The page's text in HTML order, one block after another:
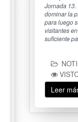
Jornada
dominar la
para luego
visitantes
suficiente
Leer